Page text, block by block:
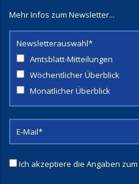
Mehr Infos zum Newsletter...
Newsletterauswahl*
Amtsblatt-Mitteilungen
Wöchentlicher Überblick
Monatlicher Überblick
Ich akzeptiere die Angaben zum